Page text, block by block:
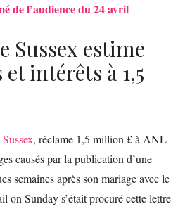
de l’audience du 24 avril
Sussex estime
intérêts à 1,5
, réclame 1,5 million £ à ANL
causés par la publication d’une
semaines après son mariage avec le
on Sunday s’était procuré cette lettre